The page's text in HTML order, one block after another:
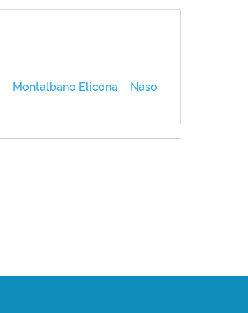
Montalbano Elicona
Naso